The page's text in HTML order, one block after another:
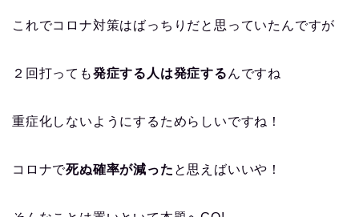
これでコロナ対策はばっちりだと思っていたんですが
２回打っても発症する人は発症する んですね
重症化しないようにするためらしいですね！
コロナで死ぬ確率が減った と思えばいいや！